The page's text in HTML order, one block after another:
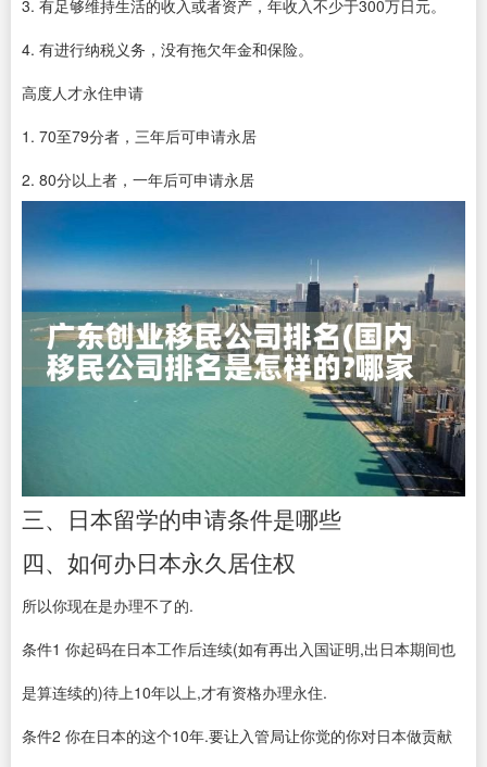
3. 有足够维持生活的收入或者资产，年收入不少于300万日元。
4. 有进行纳税义务，没有拖欠年金和保险。
高度人才永住申请
1. 70至79分者，三年后可申请永居
2. 80分以上者，一年后可申请永居
三、日本留学的申请条件是哪些
四、如何办日本永久居住权
所以你现在是办理不了的.
条件1 你起码在日本工作后连续(如有再出入国证明,出日本期间也
是算连续的)待上10年以上,才有资格办理永住.
条件2 你在日本的这个10年.要让入管局让你觉的你对日本做贡献